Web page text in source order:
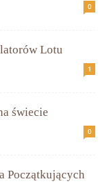
0
Lotu
1
świecie
0
Początkujących